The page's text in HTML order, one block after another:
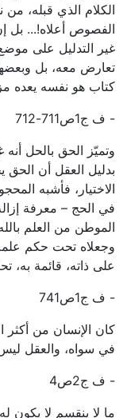
الكلام الذي قبله،
الفصوص أعلاه!... بل
غير التدليل على
تعارض معه، بل
كتاب هو نفسه يعده
- ف ج1ص711-712
وتميّز الحق بالحل
بدليل العقل أن
الاختيار، فأشبه
في الحج – معرفة
الموطن من العلم
وجعلاه تحت حكم
على ذاته، قائمة
- ف ج1ص741
كان الإنسان من أكثر
في سواه، والعقل ليس
- ف ج2ص4
ما لا ينقسم لا يكون